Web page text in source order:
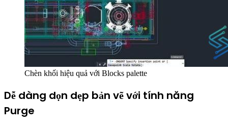
Chèn khối hiệu quả với Blocks palette
Dễ dàng dọn dẹp bản vẽ với tính năng
Purge